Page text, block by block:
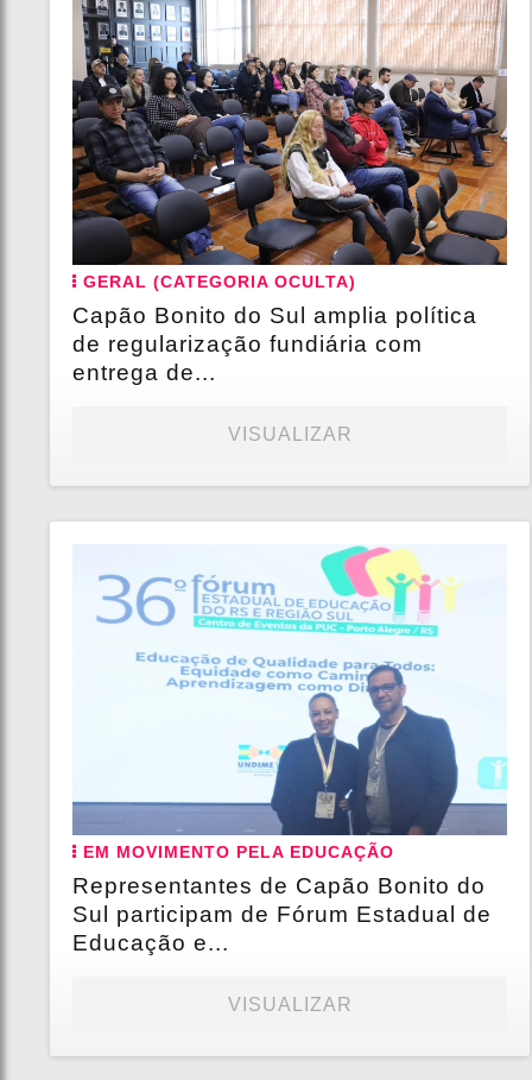
GERAL (CATEGORIA OCULTA)
Capão Bonito do Sul amplia política
de regularização fundiária com
entrega de...
VISUALIZAR
EM MOVIMENTO PELA EDUCAÇÃO
Representantes de Capão Bonito do
Sul participam de Fórum Estadual de
Educação e...
VISUALIZAR